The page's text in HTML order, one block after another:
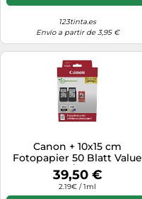
123tinta.es
Envío a partir de 3,95 €
Canon + 10x15 cm
Fotopapier 50 Blatt Value
Pack negro / varios colores
/ Blanco Original PG-
510+CL-511
39,50 €
2.19€ / 1ml